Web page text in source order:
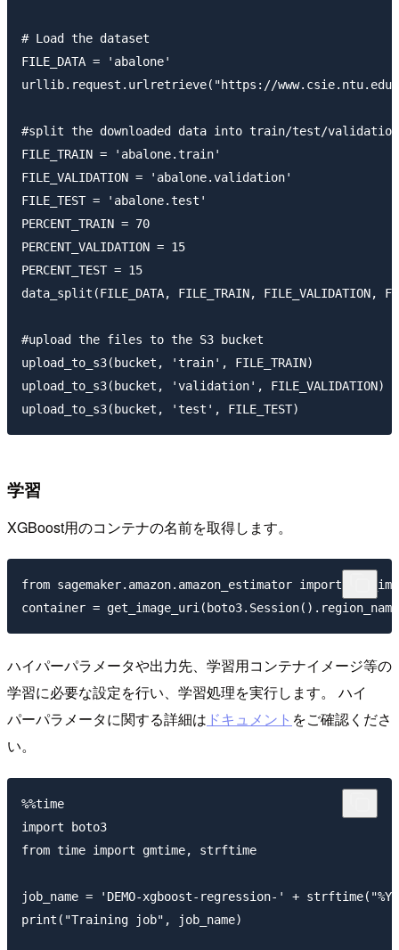
# Load the dataset
FILE_DATA = 'abalone'
urllib.request.urlretrieve("https://
#split the downloaded data into train/test/
FILE_TRAIN = 'abalone.train'
FILE_VALIDATION = 'abalone.validation'
FILE_TEST = 'abalone.test'
PERCENT_TRAIN = 70
PERCENT_VALIDATION = 15
PERCENT_TEST = 15
data_split(FILE_DATA, FILE_TRAIN, FILE_VALIDATION,
#upload the files to the S3 bucket
upload_to_s3(bucket, 'train', FILE_TRAIN)
upload_to_s3(bucket, 'validation', FILE_VALIDATION)
学習
XGBoost用のコンテナの名前を取得します。
from sagemaker.amazon.amazon_estimator import
ハイパーパラメータや出力先、学習用コンテナイメージ等の
学習に必要な設定を行い、学習処理を実行します。 ハイ
パーパラメータに関する詳細は ドキュメント をご確認くださ
い。
%%time
import boto3
from time import gmtime, strftime
job_name = 'DEMO-xgboost-regression-' + strftime("%Y-
print("Training job", job_name)